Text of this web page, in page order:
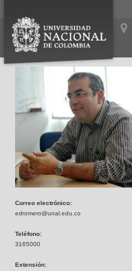
Correo electrónico:
edromero@unal.edu.co
Teléfono:
3165000
Extensión: